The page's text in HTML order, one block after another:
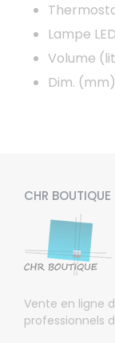
Lampe
Volume
Dim. (mm)
CHR BOUTIQUE
Vente en ligne
professionnels